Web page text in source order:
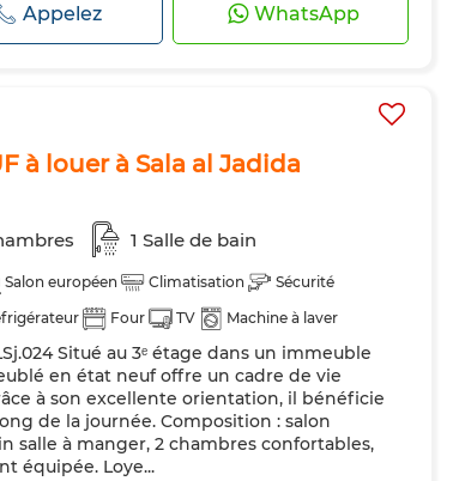
Appelez WhatsApp
à louer à Sala al Jadida
1 Salle de bain
Salon européen Climatisation
Sécurité
Four TV
Machine à laver
Situé au 3ᵉ étage dans un immeuble
en état neuf offre un cadre de vie
à son excellente orientation, il bénéficie
de la journée. Composition : salon
salle à manger, 2 chambres confortables,
équipée. Loye...